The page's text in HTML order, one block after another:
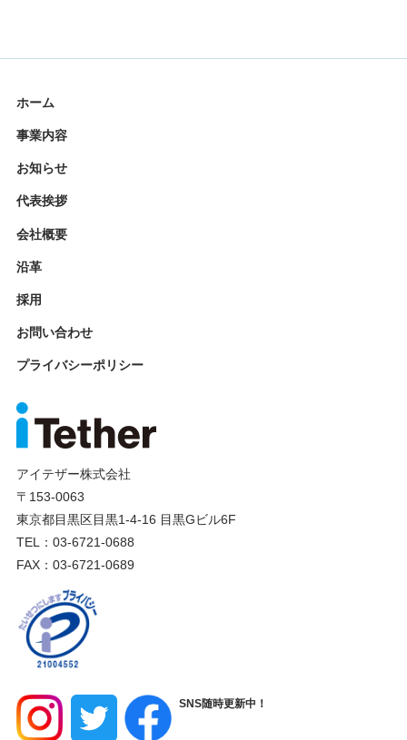
ホーム
事業内容
お知らせ
代表挨拶
会社概要
沿革
採用
お問い合わせ
プライバシーポリシー
アイテザー株式会社
〒153-0063
東京都目黒区目黒1-4-16 目黒Gビル6F
TEL：03-6721-0688
FAX：03-6721-0689
SNS随時更新中！